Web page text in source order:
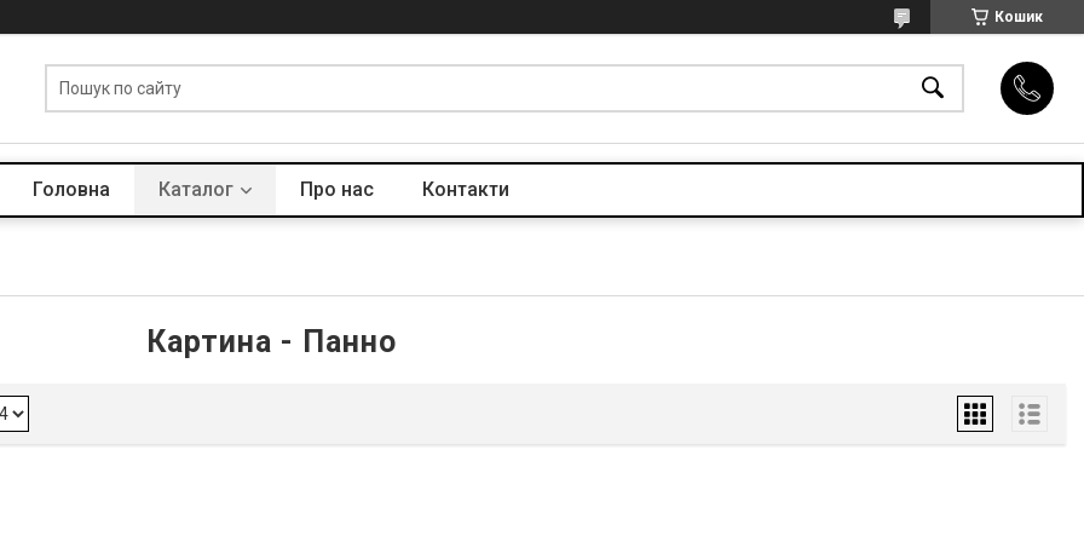
Кошик
Головна Каталог Про нас Контакти
Картина - Панно